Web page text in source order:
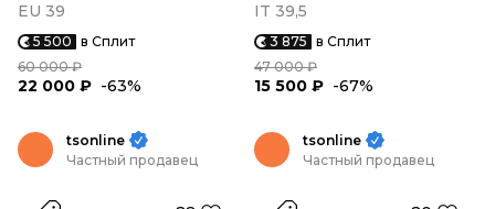
EU 39
5 500 в Сплит
60 000 ₽
22 000 ₽ -63%
IT 39,5
3 875 в Сплит
47 000 ₽
15 500 ₽ -67%
tsonline
Частный продавец
tsonline
Частный продавец